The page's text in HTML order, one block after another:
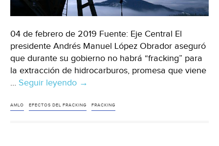
04 de febrero de 2019 Fuente: Eje Central El
presidente Andrés Manuel López Obrador aseguró
que durante su gobierno no habrá “fracking” para
la extracción de hidrocarburos, promesa que viene
… Seguir leyendo No
fracking’,
→
AMLO EFECTOS DEL FRACKING FRACKING